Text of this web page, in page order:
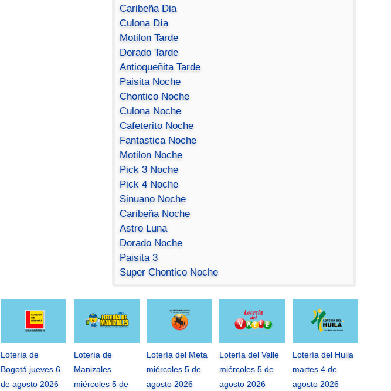
Caribeña Dia
Culona Día
Motilon Tarde
Dorado Tarde
Antioqueñita Tarde
Paisita Noche
Chontico Noche
Culona Noche
Cafeterito Noche
Fantastica Noche
Motilon Noche
Pick 3 Noche
Pick 4 Noche
Sinuano Noche
Caribeña Noche
Astro Luna
Dorado Noche
Paisita 3
Super Chontico Noche
Lotería de
Bogotá jueves 6
de agosto 2026
Lotería de
Manizales
miércoles 5 de
Lotería del Meta
miércoles 5 de
agosto 2026
Lotería del Valle
miércoles 5 de
agosto 2026
Lotería del Huila
martes 4 de
agosto 2026